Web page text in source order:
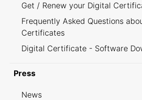
Get / Renew your Digital
Frequently Asked Questions
Certificates
Digital Certificate - Software
Press
News